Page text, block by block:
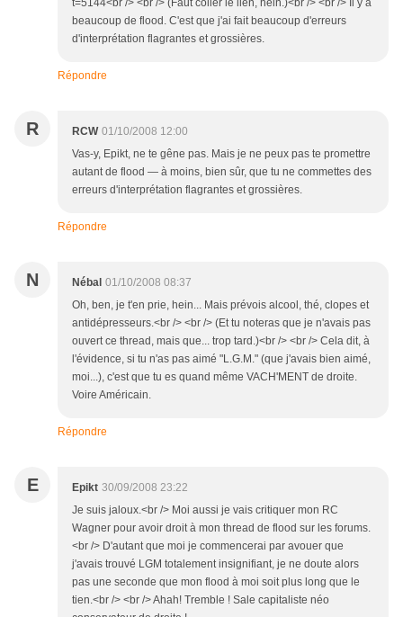
t=5144<br /> <br /> (Faut coller le lien, hein.)<br /> <br /> Il y a
beaucoup de flood. C'est que j'ai fait beaucoup d'erreurs
d'interprétation flagrantes et grossières.
Répondre
R RCW 01/10/2008 12:00
Vas-y, Epikt, ne te gêne pas. Mais je ne peux pas te promettre
autant de flood — à moins, bien sûr, que tu ne commettes des
erreurs d'interprétation flagrantes et grossières.
Répondre
N Nébal 01/10/2008 08:37
Oh, ben, je t'en prie, hein... Mais prévois alcool, thé, clopes et
antidépresseurs.<br /> <br /> (Et tu noteras que je n'avais pas
ouvert ce thread, mais que... trop tard.)<br /> <br /> Cela dit, à
l'évidence, si tu n'as pas aimé "L.G.M." (que j'avais bien aimé,
moi...), c'est que tu es quand même VACH'MENT de droite.
Voire Américain.
Répondre
E Epikt 30/09/2008 23:22
Je suis jaloux.<br /> Moi aussi je vais critiquer mon RC
Wagner pour avoir droit à mon thread de flood sur les forums.
<br /> D'autant que moi je commencerai par avouer que
j'avais trouvé LGM totalement insignifiant, je ne doute alors
pas une seconde que mon flood à moi soit plus long que le
tien.<br /> <br /> Ahah! Tremble ! Sale capitaliste néo